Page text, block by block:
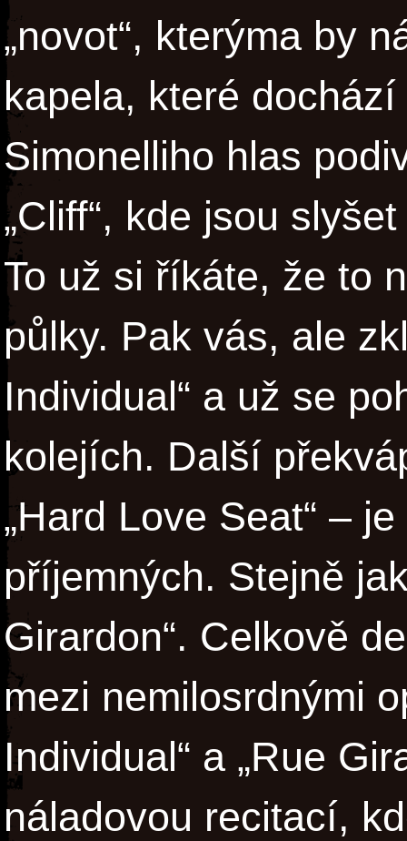
„novot“, kterýma by
kapela, které
Simonelliho hlas
„Cliff“, kde jsou
To už si říkáte, že to
půlky. Pak vás, ale
Individual“ a už se
kolejích. Další
„Hard Love Seat“ –
příjemných. Stejně
Girardon“. Celkově
mezi nemilosrdnými
Individual“ a „Rue
náladovou recitací,